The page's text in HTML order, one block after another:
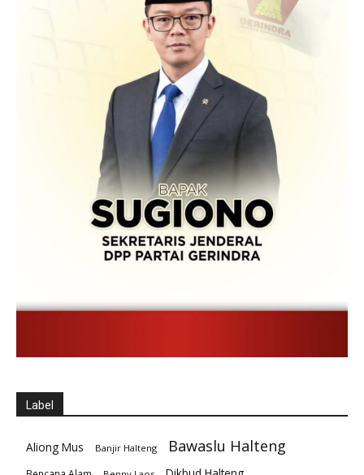
Label
Aliong Mus Banjir Halteng Bawaslu Halteng